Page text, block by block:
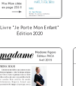
Livre "Je Porte Mon Enfant"
Édition 2020